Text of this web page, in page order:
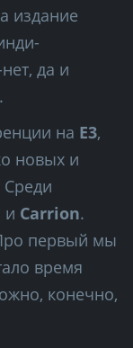
издание
да и
на E3,
новых и
Среди
и Carrion.
первый мы
время
конечно,